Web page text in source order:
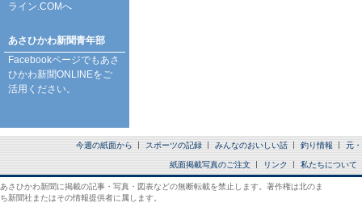
ライン.COMへ
あさひかわ新聞青年部
Facebookページでもあさ
ひかわ新聞ONLINEをご
活用ください。
今週の紙面から スポーツの記録 みんなのおいしい話 釣り情報 元
紙面掲載写真のご注文 リンク 私たちについて
あさひかわ新聞に掲載の記事・写真・図表などの無断転載を禁止します。著作権は北のま
ち新聞社またはその情報提供者に属します。